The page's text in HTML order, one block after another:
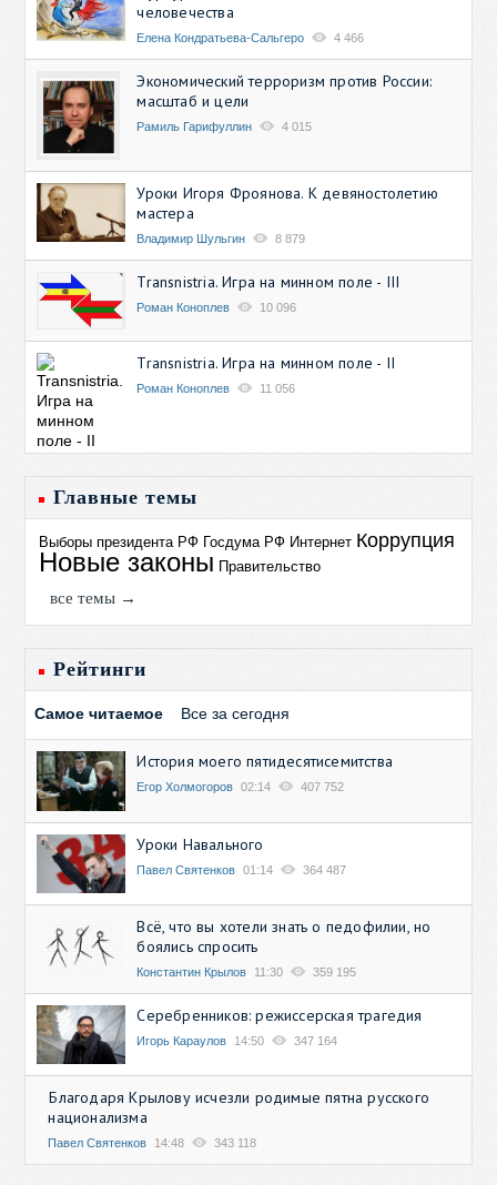
человечества
Елена Кондратьева-Сальгеро 4 466
Экономический терроризм против России:
масштаб и цели
Рамиль Гарифуллин 4 015
Уроки Игоря Фроянова. К девяностолетию
мастера
Владимир Шульгин 8 879
Transnistria. Игра на минном поле - III
Роман Коноплев 10 096
Transnistria. Игра на минном поле - II
Роман Коноплев 11 056
Главные темы
Выборы президента РФ Госдума РФ Интернет Коррупция
Новые законы Правительство
все темы →
Рейтинги
Самое читаемое Все за сегодня
История моего пятидесятисемитства
Егор Холмогоров 02:14 407 752
Уроки Навального
Павел Святенков 01:14 364 487
Всё, что вы хотели знать о педофилии, но
боялись спросить
Константин Крылов 11:30 359 195
Серебренников: режиссерская трагедия
Игорь Караулов 14:50 347 164
Благодаря Крылову исчезли родимые пятна русского
национализма
Павел Святенков 14:48 343 118